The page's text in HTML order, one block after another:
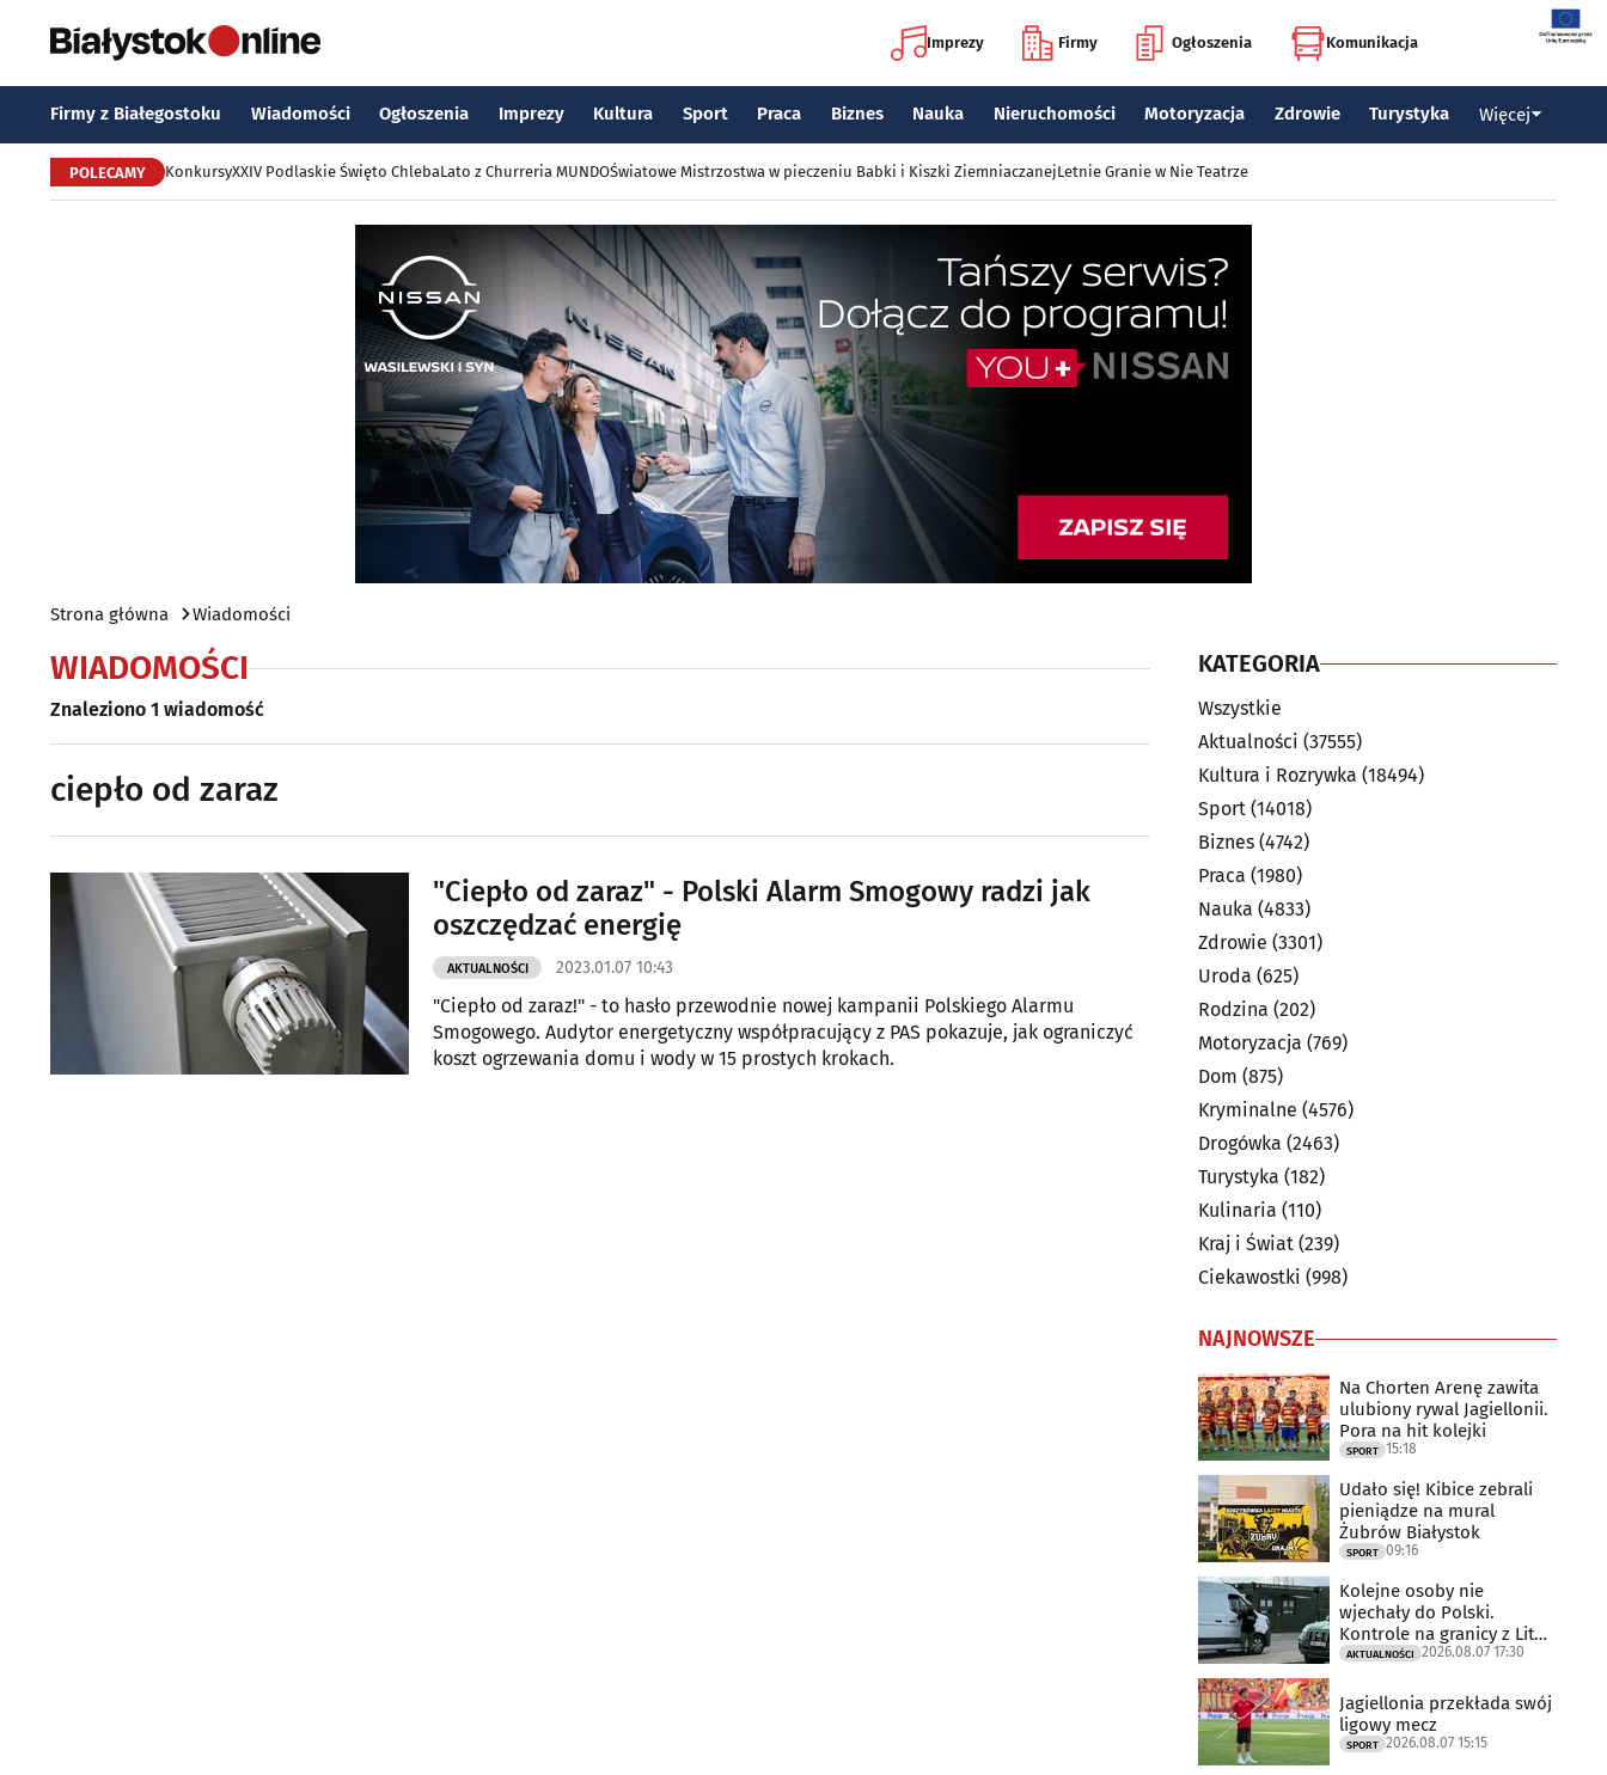
Imprezy Firmy Ogłoszenia Komunikacja
Firmy z Białegostoku Wiadomości Ogłoszenia Imprezy Kultura Sport Praca Biznes Nauka Nieruchomości Motoryzacja Zdrowie Turystyka Więcej
POLECAMY KonkursyXXIV Podlaskie Święto ChlebaLato z Churreria MUNDOŚwiatowe Mistrzostwa w pieczeniu Babki i Kiszki ZiemniaczanejLetnie Granie w Nie Teatrze
Strona główna Wiadomości
WIADOMOŚCI
Znaleziono 1 wiadomość
ciepło od zaraz
"Ciepło od zaraz" - Polski Alarm Smogowy radzi jak
oszczędzać energię
AKTUALNOŚCI 2023.01.07 10:43
"Ciepło od zaraz!" - to hasło przewodnie nowej kampanii Polskiego Alarmu
Smogowego. Audytor energetyczny współpracujący z PAS pokazuje, jak ograniczyć
koszt ogrzewania domu i wody w 15 prostych krokach.
KATEGORIA
Wszystkie
Aktualności (37555)
Kultura i Rozrywka (18494)
Sport (14018)
Biznes (4742)
Praca (1980)
Nauka (4833)
Zdrowie (3301)
Uroda (625)
Rodzina (202)
Motoryzacja (769)
Dom (875)
Kryminalne (4576)
Drogówka (2463)
Turystyka (182)
Kulinaria (110)
Kraj i Świat (239)
Ciekawostki (998)
NAJNOWSZE
Na Chorten Arenę zawita
ulubiony rywal Jagiellonii.
Pora na hit kolejki
SPORT 15:18
Udało się! Kibice zebrali
pieniądze na mural
Żubrów Białystok
SPORT 09:16
Kolejne osoby nie
wjechały do Polski.
Kontrole na granicy z Litwą
trwają
AKTUALNOŚCI 2026.08.07 17:30
Jagiellonia przekłada swój
ligowy mecz
SPORT 2026.08.07 15:15